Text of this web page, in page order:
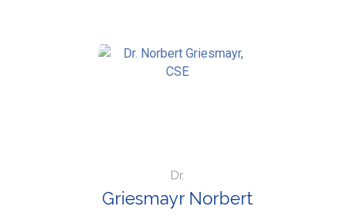
Dr.
Griesmayr Norbert